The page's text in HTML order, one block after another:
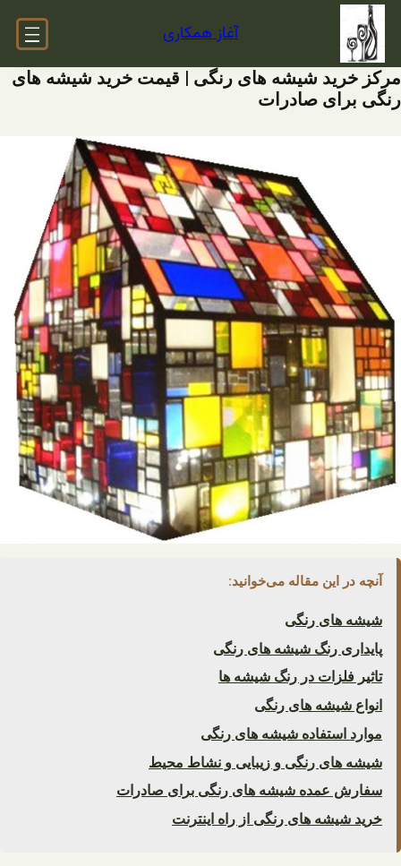
رفتن
محتوا
آغاز همکاری
مرکز خرید شیشه های رنگی | قیمت خرید شیشه های
رنگی برای صادرات
آنچه در این مقاله می‌خوانید:
شیشه های رنگی
پایداری رنگ شیشه های رنگی
تاثیر فلزات در رنگ شیشه ها
انواع شیشه های رنگی
موارد استفاده شیشه های رنگی
شیشه های رنگی و زیبایی و نشاط محیط
سفارش عمده شیشه های رنگی برای صادرات
خرید شیشه های رنگی از راه اینترنت